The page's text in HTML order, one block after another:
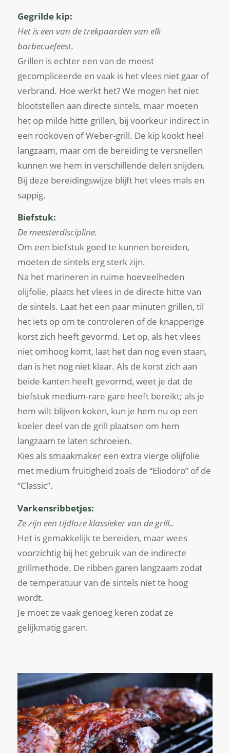
Gegrilde kip:
Het is een van de trekpaarden van elk
barbecuefeest.
Grillen is echter een van de meest
gecompliceerde en vaak is het vlees niet gaar of
verbrand. Hoe werkt het? We mogen het niet
blootstellen aan directe sintels, maar moeten
het op milde hitte grillen, bij voorkeur indirect in
een rookoven of Weber-grill. De kip kookt heel
langzaam, maar om de bereiding te versnellen
kunnen we hem in verschillende delen snijden.
Bij deze bereidingswijze blijft het vlees mals en
sappig.
Biefstuk:
De meesterdiscipline.
Om een ​​biefstuk goed te kunnen bereiden,
moeten de sintels erg sterk zijn.
Na het marineren in ruime hoeveelheden
olijfolie, plaats het vlees in de directe hitte van
de sintels. Laat het een paar minuten grillen, til
het iets op om te controleren of de knapperige
korst zich heeft gevormd. Let op, als het vlees
niet omhoog komt, laat het dan nog even staan,
dan is het nog niet klaar. Als de korst zich aan
beide kanten heeft gevormd, weet je dat de
biefstuk medium-rare gare heeft bereikt; als je
hem wilt blijven koken, kun je hem nu op een
koeler deel van de grill plaatsen om hem
langzaam te laten schroeien.
Kies als smaakmaker een extra vierge olijfolie
met medium fruitigheid zoals de “Eliodoro” of de
“Classic”.
Varkensribbetjes:
Ze zijn een tijdloze klassieker van de grill..
Het is gemakkelijk te bereiden, maar wees
voorzichtig bij het gebruik van de indirecte
grillmethode. De ribben garen langzaam zodat
de temperatuur van de sintels niet te hoog
wordt.
Je moet ze vaak genoeg keren zodat ze
gelijkmatig garen.